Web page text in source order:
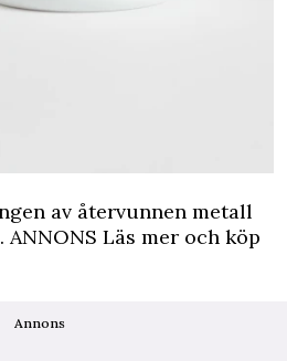
av återvunnen metall
ANNONS Läs mer och köp
Annons